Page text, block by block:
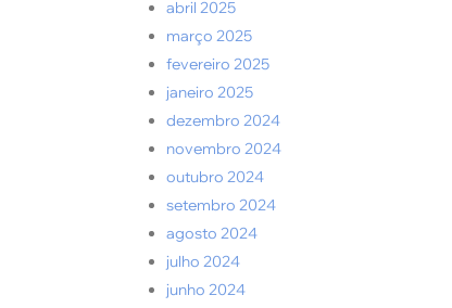
abril 2025
março 2025
fevereiro 2025
janeiro 2025
dezembro 2024
novembro 2024
outubro 2024
setembro 2024
agosto 2024
julho 2024
junho 2024